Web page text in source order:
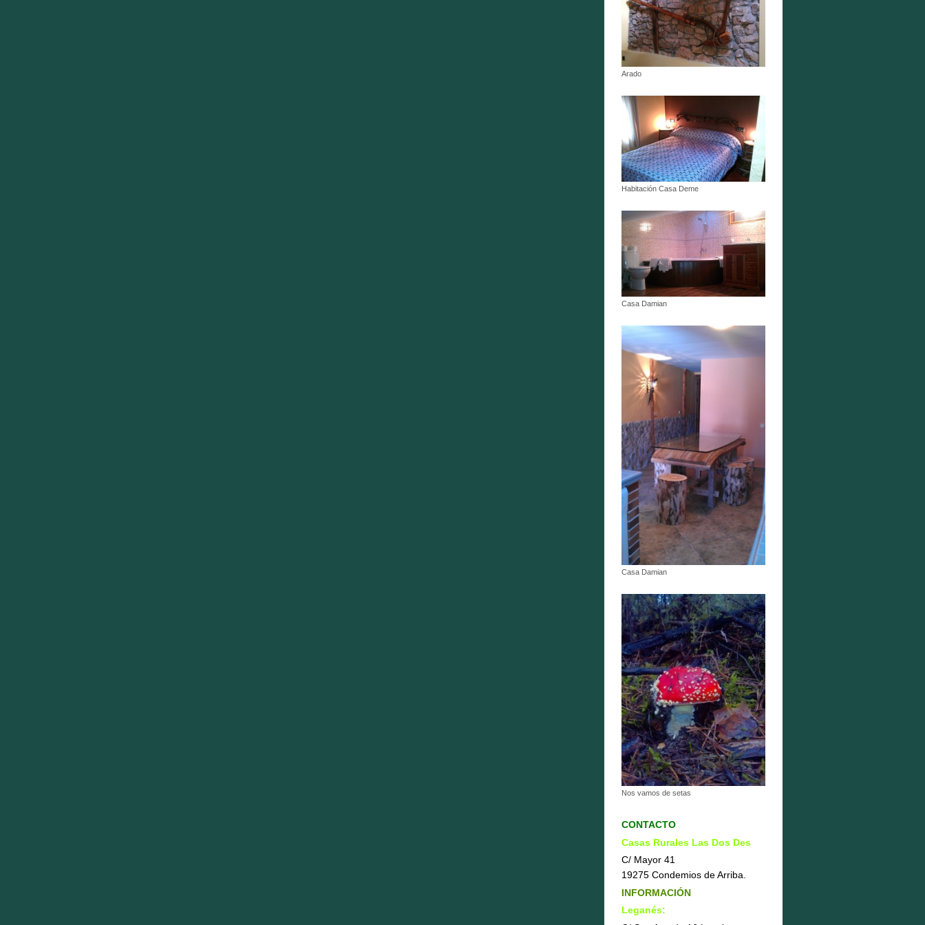
Arado
Habitación Casa Deme
Casa Damian
Casa Damian
Nos vamos de setas
CONTACTO
Casas Rurales Las Dos Des
C/ Mayor 41
19275 Condemios de Arriba.
INFORMACIÓN
Leganés: